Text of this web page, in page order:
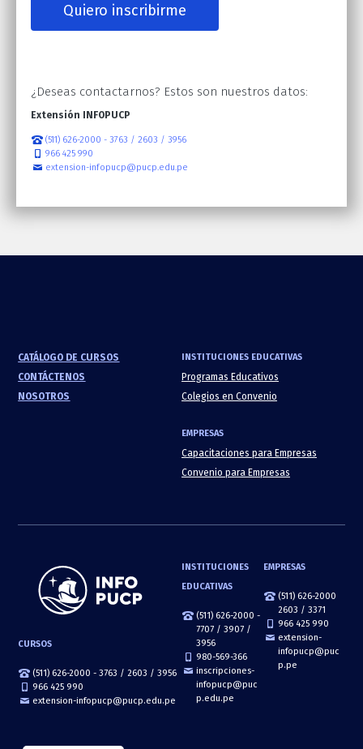
Quiero inscribirme
¿Deseas contactarnos? Estos son nuestros datos:
Extensión INFOPUCP
(511) 626-2000 - 3763 / 2603 / 3956
966 425 990
extension-infopucp@pucp.edu.pe
CATÁLOGO DE CURSOS
CONTÁCTENOS
NOSOTROS
INSTITUCIONES EDUCATIVAS
Programas Educativos
Colegios en Convenio
EMPRESAS
Capacitaciones para Empresas
Convenio para Empresas
CURSOS
(511) 626-2000 - 3763 / 2603 / 3956
966 425 990
extension-infopucp@pucp.edu.pe
INSTITUCIONES
EDUCATIVAS
(511) 626-2000 -
7707 / 3907 /
3956
980-569-366
inscripciones-
infopucp@puc
p.edu.pe
EMPRESAS
(511) 626-2000
2603 / 3371
966 425 990
extension-
infopucp@puc
p.pe